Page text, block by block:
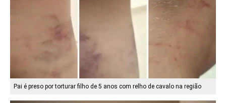
Pai é preso por torturar filho de 5 anos com relho de cavalo na região